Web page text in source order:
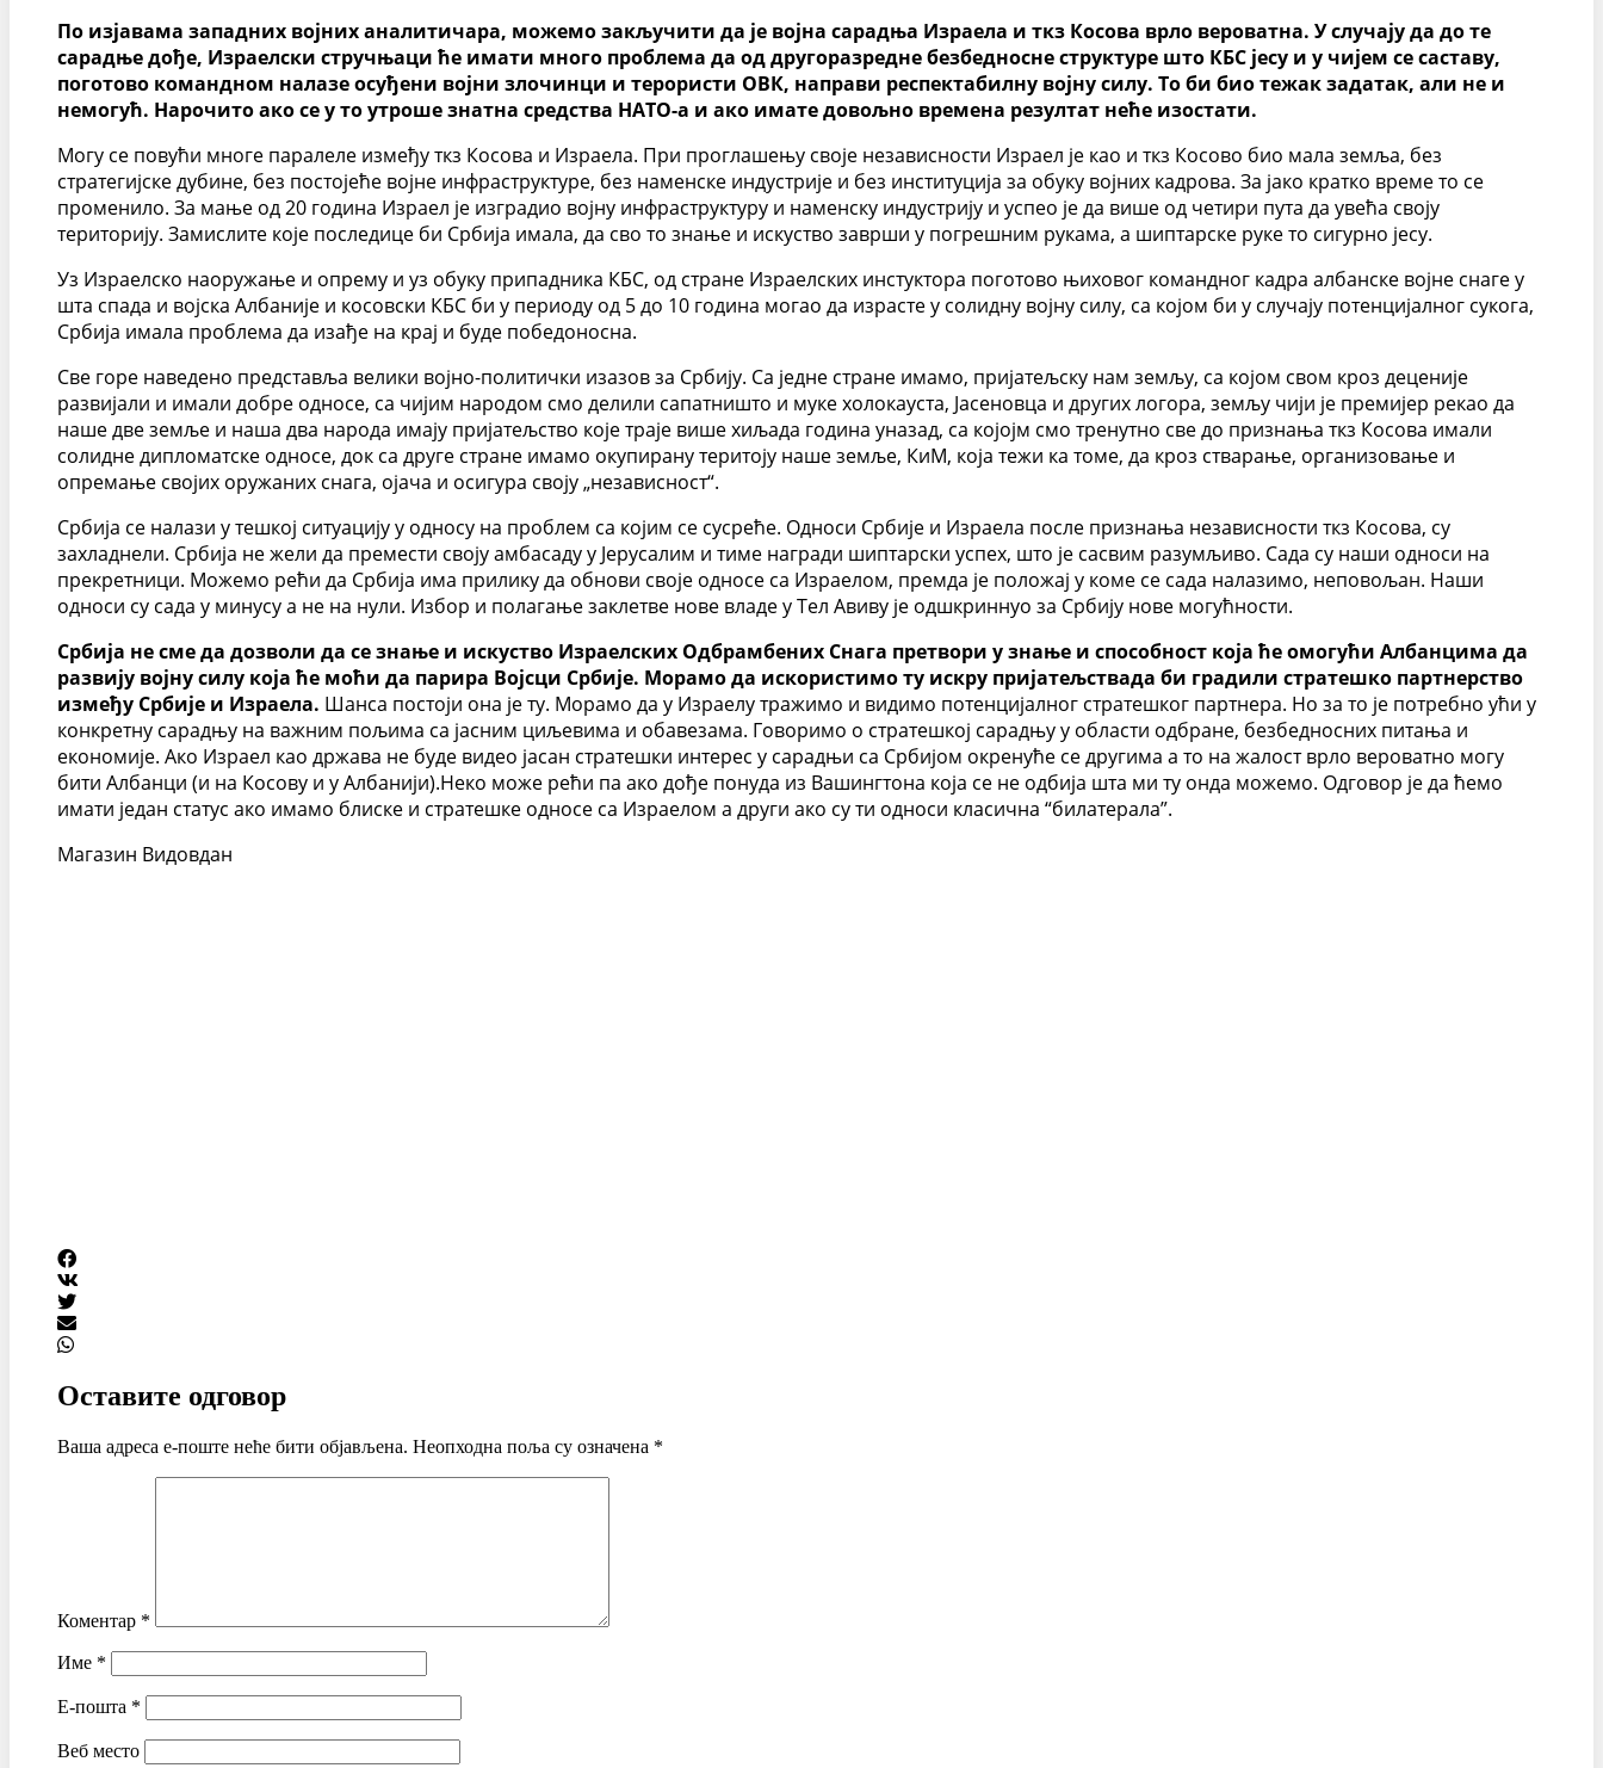
По изјавама западних војних аналитичара, можемо закључити да је војна сарадња Израела и ткз Косова врло вероватна. У случају да до те
сарадње дође, Израелски стручњаци ће имати много проблема да од другоразредне безбедносне структуре што КБС јесу и у чијем се саставу,
поготово командном налазе осуђени војни злочинци и терористи ОВК, направи респектабилну војну силу. То би био тежак задатак, али не и
немогућ. Нарочито ако се у то утроше знатна средства НАТО-а и ако имате довољно времена резултат неће изостати.
Могу се повући многе паралеле између ткз Косова и Израела. При проглашењу своје независности Израел је као и ткз Косово био мала земља, без
стратегијске дубине, без постојеће војне инфраструктуре, без наменске индустрије и без институција за обуку војних кадрова. За јако кратко време то се
променило. За мање од 20 година Израел је изградио војну инфраструктуру и наменску индустрију и успео је да више од четири пута да увећа своју
територију. Замислите које последице би Србија имала, да сво то знање и искуство заврши у погрешним рукама, а шиптарске руке то сигурно јесу.
Уз Израелско наоружање и опрему и уз обуку припадника КБС, од стране Израелских инстуктора поготово њиховог командног кадра албанске војне снаге у
шта спада и војска Албаније и косовски КБС би у периоду од 5 до 10 година могао да израсте у солидну војну силу, са којом би у случају потенцијалног сукога,
Србија имала проблема да изађе на крај и буде победоносна.
Све горе наведено представља велики војно-политички изазов за Србију. Са једне стране имамо, пријатељску нам земљу, са којом свом кроз деценије
развијали и имали добре односе, са чијим народом смо делили сапатништо и муке холокауста, Јасеновца и других логора, земљу чији је премијер рекао да
наше две земље и наша два народа имају пријатељство које траје више хиљада година уназад, са којојм смо тренутно све до признања ткз Косова имали
солидне дипломатске односе, док са друге стране имамо окупирану теритоју наше земље, КиМ, која тежи ка томе, да кроз стварање, организовање и
опремање својих оружаних снага, ојача и осигура своју „независност“.
Србија се налази у тешкој ситуацију у односу на проблем са којим се сусреће. Односи Србије и Израела после признања независности ткз Косова, су
захладнели. Србија не жели да премести своју амбасаду у Јерусалим и тиме награди шиптарски успех, што је сасвим разумљиво. Сада су наши односи на
прекретници. Можемо рећи да Србија има прилику да обнови своје односе са Израелом, премда је положај у коме се сада налазимо, неповољан. Наши
односи су сада у минусу а не на нули. Избор и полагање заклетве нове владе у Тел Авиву је одшкриннуо за Србију нове могућности.
Србија не сме да дозволи да се знање и искуство Израелских Одбрамбених Снага претвори у знање и способност која ће омогући Албанцима да
развију војну силу која ће моћи да парира Војсци Србије. Морамо да искористимо ту искру пријатељствада би градили стратешко партнерство
између Србије и Израела. Шанса постоји она је ту. Морамо да у Израелу тражимо и видимо потенцијалног стратешког партнера. Но за то је потребно ући у
конкретну сарадњу на важним пољима са јасним циљевима и обавезама. Говоримо о стратешкој сарадњу у области одбране, безбедносних питања и
економије. Ако Израел као држава не буде видео јасан стратешки интерес у сарадњи са Србијом окренуће се другима а то на жалост врло вероватно могу
бити Албанци (и на Косову и у Албанији).Неко може рећи па ако дође понуда из Вашингтона која се не одбија шта ми ту онда можемо. Одговор је да ћемо
имати један статус ако имамо блиске и стратешке односе са Израелом а други ако су ти односи класична “билатерала”.
Магазин Видовдан
Оставите одговор
Ваша адреса е-поште неће бити објављена. Неопходна поља су означена *
Коментар *
Име *
Е-пошта *
Веб место